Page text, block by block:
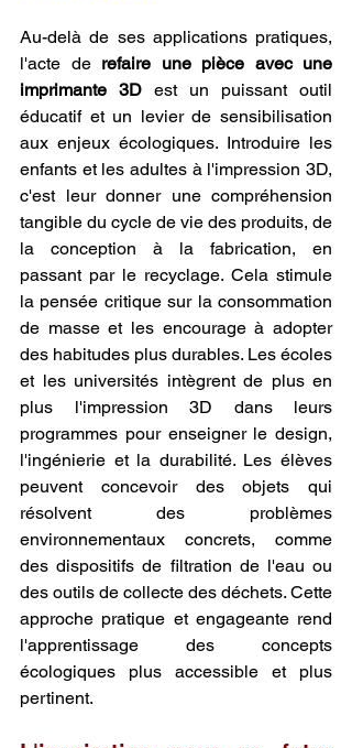
Au-delà de ses applications pratiques,
l'acte de refaire une pièce avec une
imprimante 3D est un puissant outil
éducatif et un levier de sensibilisation
aux enjeux écologiques. Introduire les
enfants et les adultes à l'impression 3D,
c'est leur donner une compréhension
tangible du cycle de vie des produits, de
la conception à la fabrication, en
passant par le recyclage. Cela stimule
la pensée critique sur la consommation
de masse et les encourage à adopter
des habitudes plus durables. Les écoles
et les universités intègrent de plus en
plus l'impression 3D dans leurs
programmes pour enseigner le design,
l'ingénierie et la durabilité. Les élèves
peuvent concevoir des objets qui
résolvent des problèmes
environnementaux concrets, comme
des dispositifs de filtration de l'eau ou
des outils de collecte des déchets. Cette
approche pratique et engageante rend
l'apprentissage des concepts
écologiques plus accessible et plus
pertinent.